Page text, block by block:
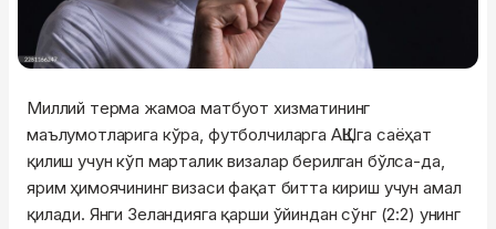
Миллий терма жамоа матбуот хизматининг
маълумотларига кўра, футболчиларга АҚШга саёҳат
қилиш учун кўп марталик визалар берилган бўлса-да,
ярим ҳимоячининг визаси фақат битта кириш учун амал
қилади. Янги Зеландияга қарши ўйиндан сўнг (2:2) унинг